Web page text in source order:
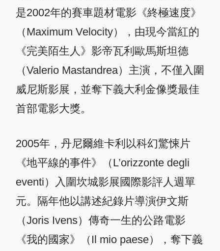
是2002年的賽車題材電影《終極速度》
（Maximum Velocity），由現今當紅的
《完美陌生人》影帝瓦利歐馬斯坦德
（Valerio Mastandrea）主演，不僅入圍
威尼斯影展，並奪下義大利金像獎最佳
首部電影大獎。
2005年，丹尼爾維卡利以科幻驚悚片
《地平線的事件》（L’orizzonte degli
eventi）入圍坎城影展國際影評人週單
元。隔年他以講述紀錄片導演伊文斯
（Joris Ivens）傳奇一生的公路電影
《我的國家》（Il mio paese），奪下義